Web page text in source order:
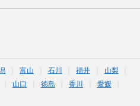
富山 石川 福井
山梨
山口
徳島 香川 愛媛